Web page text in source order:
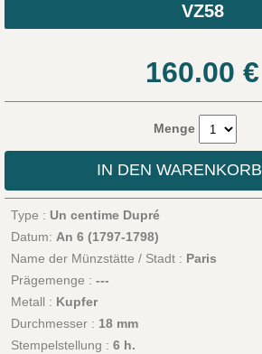
VZ58
160.00 €
Menge
IN DEN WARENKORB
Type : Un centime Dupré
Datum: An 6 (1797-1798)
Name der Münzstätte / Stadt : Paris
Prägemenge : ---
Metall : Kupfer
Durchmesser : 18 mm
Stempelstellung : 6 h.